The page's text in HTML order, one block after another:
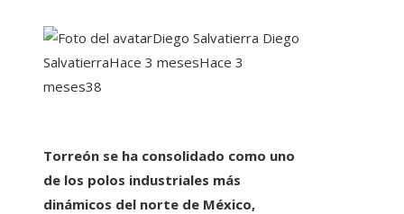
Diego Salvatierra Diego
SalvatierraHace 3 mesesHace 3
meses38
Torreón se ha consolidado como uno
de los polos industriales más
dinámicos del norte de México,